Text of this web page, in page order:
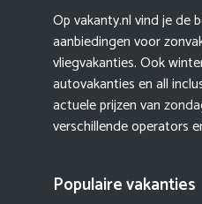
Op vakanty.nl vind je de
aanbiedingen voor
vliegvakanties. Ook
autovakanties en all
actuele prijzen van
verschillende operators
Populaire vakanties